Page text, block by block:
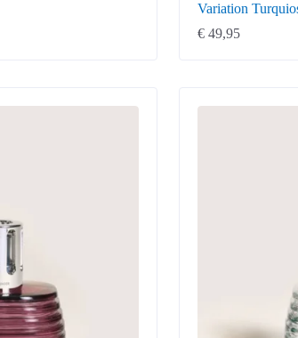
Variation
€49,95